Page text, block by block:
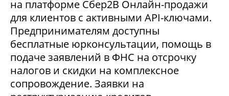
на платформе Сбер2В Онлайн-продажи
для клиентов с активными API-ключами.
Предпринимателям доступны
бесплатные юрконсультации, помощь в
подаче заявлений в ФНС на отсрочку
налогов и скидки на комплексное
сопровождение. Заявки на